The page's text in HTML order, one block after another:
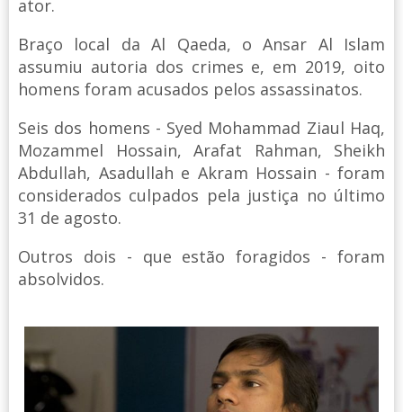
ator.
Braço local da Al Qaeda, o Ansar Al Islam
assumiu autoria dos crimes e, em 2019, oito
homens foram acusados pelos assassinatos.
Seis dos homens - Syed Mohammad Ziaul Haq,
Mozammel Hossain, Arafat Rahman, Sheikh
Abdullah, Asadullah e Akram Hossain - foram
considerados culpados pela justiça no último
31 de agosto.
Outros dois - que estão foragidos - foram
absolvidos.